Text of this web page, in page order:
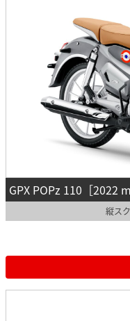
GPX POPz 110［2022
縦ス